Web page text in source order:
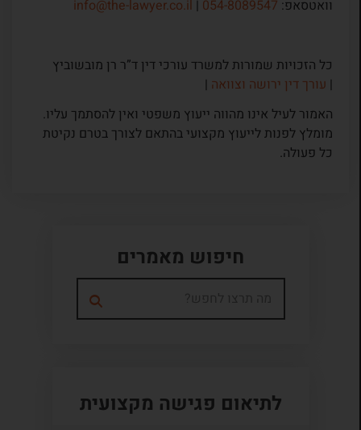
וואטסאפ: 054-8089547
|
info@the-lawyer.co.il
כל הזכויות שמורות למשרד עורכי דין ד”ר רן מובשוביץ
| עורך דין ירושה וצוואה|
האמור לעיל אינו מהווה ייעוץ משפטי ואין להסתמך עליו.
מומלץ לפנות לייעוץ מקצועי בהתאם לצורך בטרם נקיטת
כל פעולה.
חיפוש מאמרים
לתיאום פגישה מקצועית